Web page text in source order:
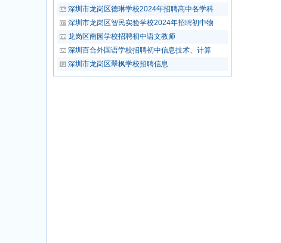
深圳市龙岗区德琳学校2024年招聘高中各学科
深圳市龙岗区智民实验学校2024年招聘初中物
龙岗区南园学校招聘初中语文教师
深圳百合外国语学校招聘初中信息技术、计算
深圳市龙岗区翠枫学校招聘信息